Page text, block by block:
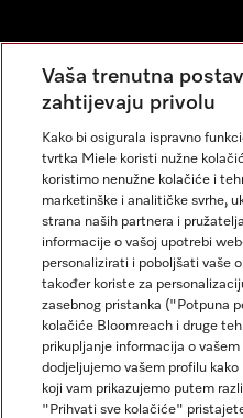
Newsletter
Impresum
Miele na Instagramu
Miele na Facebooku
Vaša trenutna
zahtijevaju privolu
Kako bi osigurala ispravno
tvrtka Miele koristi nužne
koristimo nenužne kolačiće i
marketinške i analitičke svrhe,
strana naših partnera i
informacije o vašoj upotrebi
personalizirati i poboljšati vaše
također koriste za
zasebnog pristanka ("Potpuna
kolačiće Bloomreach i druge
prikupljanje informacija o
dodjeljujemo vašem profilu
koji vam prikazujemo putem
"Prihvati sve kolačiće"